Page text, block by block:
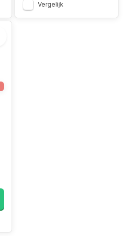
Vergelijk